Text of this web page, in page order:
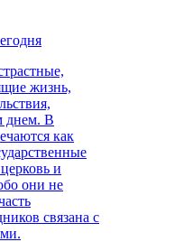
жизнь,
днем. В
как
и
они не
связана с